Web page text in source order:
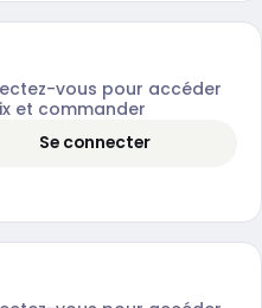
vous pour accéder
et commander
Se connecter